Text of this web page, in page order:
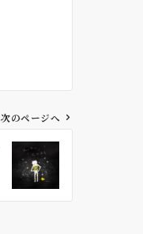
次のページへ